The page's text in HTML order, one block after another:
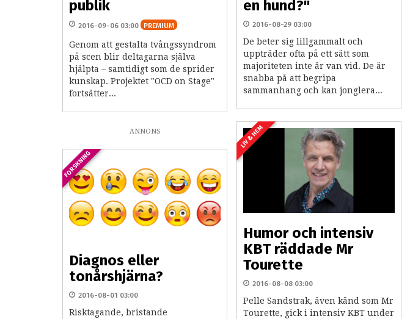
publik
2016-09-06 03:00 PREMIUM
Genom att gestalta tvångssyndrom
på scen blir deltagarna själva
hjälpta – samtidigt som de sprider
kunskap. Projektet "OCD on Stage"
fortsätter...
en hund?"
2016-08-29 03:00
De beter sig lillgammalt och
uppträder ofta på ett sätt som
majoriteten inte är van vid. De är
snabba på att begripa
sammanhang och kan jonglera...
LIV & HEM
Humor och intensiv
KBT räddade Mr
Tourette
2016-08-08 03:00
Pelle Sandstrak, även känd som Mr
Tourette, gick i intensiv KBT under
ANNONS
FORSKNING
Diagnos eller
tonårshjärna?
2016-08-01 03:00
Risktagande, bristande